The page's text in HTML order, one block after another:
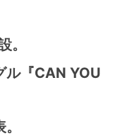
。
ル『CAN YOU